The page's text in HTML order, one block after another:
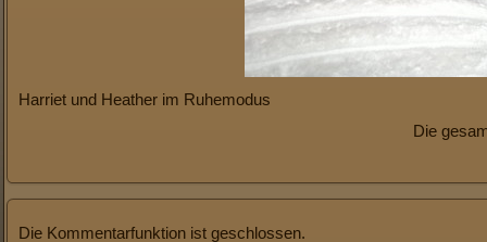
Harriet und Heather im Ruhemodus
Die
Die Kommentarfunktion ist geschlossen.